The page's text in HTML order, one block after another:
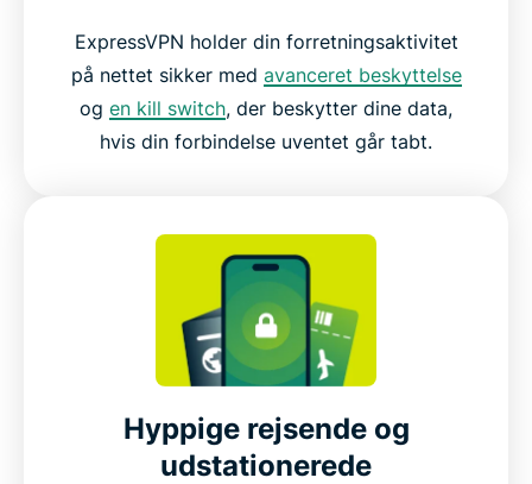
ExpressVPN holder din forretningsaktivitet
på nettet sikker med avanceret beskyttelse
og en kill switch, der beskytter dine data,
hvis din forbindelse uventet går tabt.
Hyppige rejsende og
udstationerede